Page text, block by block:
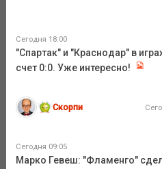
Сегодня 18:00
"Спартак" и "Краснодар" в
счет 0:0. Уже интересно!
Скорпи
Сегодня 09:05
Марко Гевеш: "Фламенго"